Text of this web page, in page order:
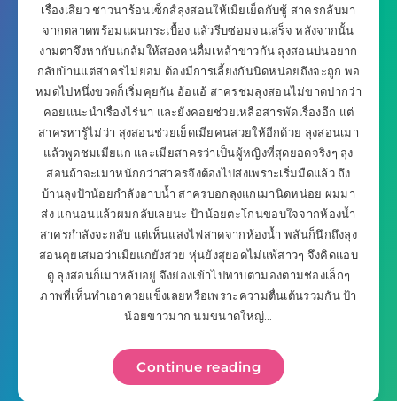
เรื่องเสียว ชาวนาร้อนเซ็กส์ลุงสอนให้เมียเย็ดกับชู้ สาครกลับมา
จากตลาดพร้อมแผ่นกระเบื้อง แล้วรีบซ่อมจนเสร็จ หลังจากนั้น
งามตาจึงหากับแกล้มให้สองคนดื่มเหล้าขาวกัน ลุงสอนบ่นอยาก
กลับบ้านแต่สาครไม่ยอม ต้องมีการเลี้ยงกันนิดหน่อยถึงจะถูก พอ
หมดไปหนึ่งขวดก็เริ่มคุยกัน อ้อแอ้ สาครชมลุงสอนไม่ขาดปากว่า
คอยแนะนำเรื่องไร่นา และยังคอยช่วยเหลือสารพัดเรื่องอีก แต่
สาครหารู้ไม่ว่า สุงสอนช่วยเย็ดเมียคนสวยให้อีกด้วย ลุงสอนเมา
แล้วพูดชมเมียแก และเมียสาครว่าเป็นผู้หญิงที่สุดยอดจริงๆ ลุง
สอนถ้าจะเมาหนักกว่าสาครจึงต้องไปส่งเพราะเริ่มมืดแล้ว ถึง
บ้านลุงป้าน้อยกำลังอาบน้ำ สาครบอกลุงแกเมานิดหน่อย ผมมา
ส่ง แกนอนแล้วผมกลับเลยนะ ป้าน้อยตะโกนขอบใจจากห้องน้ำ
สาครกำลังจะกลับ แต่เห็นแสงไฟสาดจากห้องน้ำ พลันก็นึกถึงลุง
สอนคุยเสมอว่าเมียแกยังสวย หุ่นยังสุยอดไม่แพ้สาวๆ จึงคิดแอบ
ดู ลุงสอนก็เมาหลับอยู่ จึงย่องเข้าไปทาบตามองตามช่องเล็กๆ
ภาพที่เห็นทำเอาควยแข็งเลยหรือเพราะความตื่นเต้นรวมกัน ป้า
น้อยขาวมาก นมขนาดใหญ่…
Continue reading